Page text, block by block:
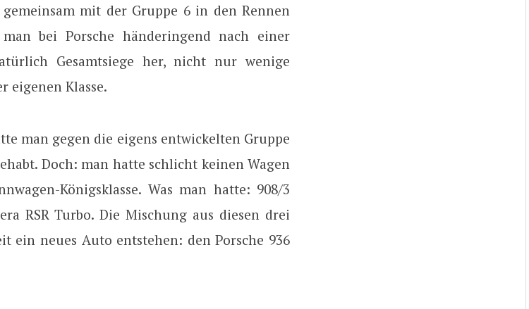
mit der Gruppe 6 in den Rennen
bei Porsche händeringend nach einer
Gesamtsiege her, nicht nur wenige
eigenen Klasse.
man gegen die eigens entwickelten Gruppe
Doch: man hatte schlicht keinen Wagen
Königsklasse. Was man hatte: 908/3
RSR Turbo. Die Mischung aus diesen drei
ein neues Auto entstehen: den Porsche 936